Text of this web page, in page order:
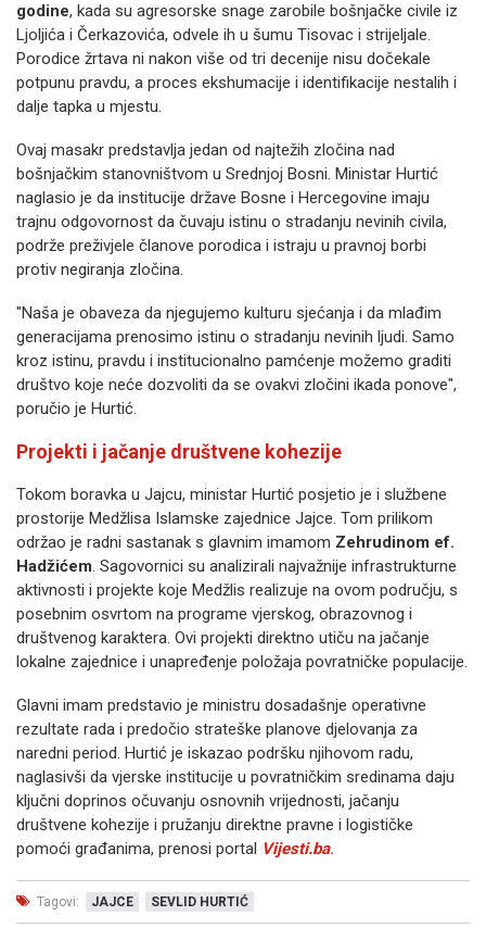
godine, kada su agresorske snage zarobile bošnjačke civile iz
Ljoljića i Čerkazovića, odvele ih u šumu Tisovac i strijeljale.
Porodice žrtava ni nakon više od tri decenije nisu dočekale
potpunu pravdu, a proces ekshumacije i identifikacije nestalih i
dalje tapka u mjestu.
Ovaj masakr predstavlja jedan od najtežih zločina nad
bošnjačkim stanovništvom u Srednjoj Bosni. Ministar Hurtić
naglasio je da institucije države Bosne i Hercegovine imaju
trajnu odgovornost da čuvaju istinu o stradanju nevinih civila,
podrže preživjele članove porodica i istraju u pravnoj borbi
protiv negiranja zločina.
"Naša je obaveza da njegujemo kulturu sjećanja i da mlađim
generacijama prenosimo istinu o stradanju nevinih ljudi. Samo
kroz istinu, pravdu i institucionalno pamćenje možemo graditi
društvo koje neće dozvoliti da se ovakvi zločini ikada ponove",
poručio je Hurtić.
Projekti i jačanje društvene kohezije
Tokom boravka u Jajcu, ministar Hurtić posjetio je i službene
prostorije Medžlisa Islamske zajednice Jajce. Tom prilikom
održao je radni sastanak s glavnim imamom Zehrudinom ef.
Hadžićem. Sagovornici su analizirali najvažnije infrastrukturne
aktivnosti i projekte koje Medžlis realizuje na ovom području, s
posebnim osvrtom na programe vjerskog, obrazovnog i
društvenog karaktera. Ovi projekti direktno utiču na jačanje
lokalne zajednice i unapređenje položaja povratničke populacije.
Glavni imam predstavio je ministru dosadašnje operativne
rezultate rada i predočio strateške planove djelovanja za
naredni period. Hurtić je iskazao podršku njihovom radu,
naglasivši da vjerske institucije u povratničkim sredinama daju
ključni doprinos očuvanju osnovnih vrijednosti, jačanju
društvene kohezije i pružanju direktne pravne i logističke
pomoći građanima, prenosi portal Vijesti.ba.
Tagovi: JAJCE SEVLID HURTIĆ